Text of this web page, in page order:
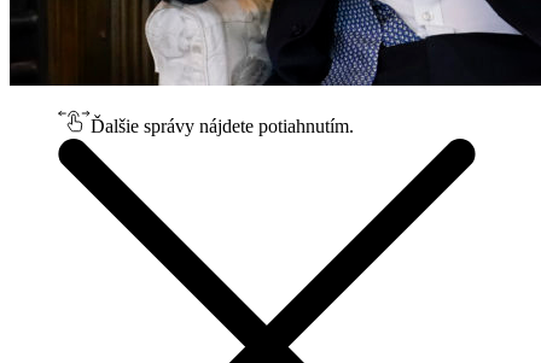
Ďalšie správy nájdete potiahnutím.